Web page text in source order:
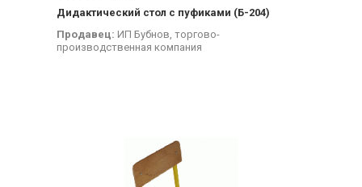
Дидактический стол с пуфиками (Б-204)
Продавец: ИП Бубнов, торгово-
производственная компания